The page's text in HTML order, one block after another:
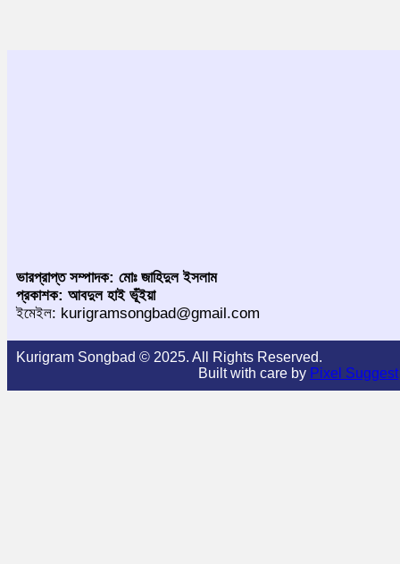
ভারপ্রাপ্ত সম্পাদক: মোঃ জাহিদুল ইসলাম
প্রকাশক: আবদুল হাই ভূঁইয়া
ইমেইল: kurigramsongbad@gmail.com
Kurigram Songbad © 2025. All Rights Reserved.
Built with care by Pixel Suggest